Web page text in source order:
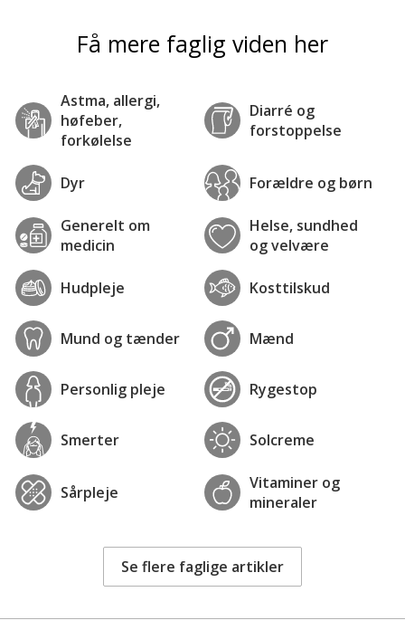
Få mere faglig viden her
Astma, allergi,
høfeber,
forkølelse
Diarré og
forstoppelse
Dyr Forældre og børn
Generelt om
medicin
Helse, sundhed
og velvære
Hudpleje Kosttilskud
Mund og tænder Mænd
Personlig pleje Rygestop
Smerter Solcreme
Sårpleje
Vitaminer og
mineraler
Se flere faglige artikler